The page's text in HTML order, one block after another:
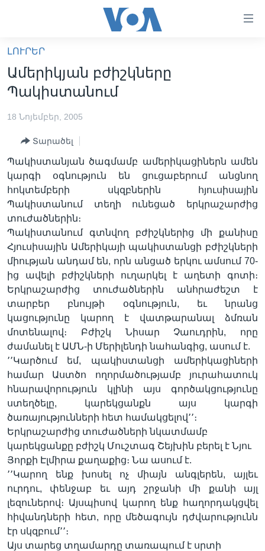
հիմնական
բովանդակությանը
անցնել
հիմնական
բովանդակությանը
բովանդակություն
ԼՈՒՐԵՐ
ՖԻԼՄԵՐ
ՖԻԼՄԵՐ
IN ENGLISH
ՄԵՐ ՄԱՍԻՆ
ՄԵՐ ՄԱՍԻՆ
«ԱՄԵՐԻԿԱՅԻ ՁԱՅՆ»-Ի ԿԱՆՈՆԱԴՐՈՒԹՅՈՒՆ
ԿԱՊ ՄԵԶ ՀԵՏ
ՈՒԿՐԱԻՆԱԿԱՆ ՊԱՏԵՐԱԶՄ
Learning English
ՀԵՏԵՒԵՔ ՄԵԶ
Լեզուներ
ԼՈՒՐԵՐ
Ամերիկյան բժիշկները
Պակիստանում
18 Նոյեմբեր, 2005
Տարածել
Պակիստանյան ծագմամբ ամերիկացիներն ամեն
կարգի օգնություն են ցուցաբերում անցնող
հոկտեմբերի սկզբներին հյուսիսային
Պակիստանում տեղի ունեցած երկրաշարժից
տուժածներին։
Պակիստանում գտնվող բժիշկներից մի քանիսը
Հյուսիսային Ամերիկայի պակիստանցի բժիշկների
միության անդամ են, որն անցած երկու ամսում 70-
ից ավելի բժիշկների ուղարկել է աղետի գոտի։
Երկրաշարժից տուժածներին անհրաժեշտ է
տարբեր բնույթի օգնություն, եւ նրանց
կացությունը կարող է վատթարանալ ձմռան
մոտենալով։ Բժիշկ Նիսար Չաուդրին, որը
ժամանել է ԱՄՆ-ի Մերիլենդի նահանգից, ասում է.
՚՚Կարծում եմ, պակիստանցի ամերիկացիների
համար Աստծո ողորմածությամբ յուրահատուկ
հնարավորություն կլինի այս գործակցությունը
ստեղծելը, կարեկցանքն այս կարգի
ծառայությունների հետ համակցելով՚՚։
Երկրաշարժից տուժածների նկատմամբ
կարեկցանքը բժիշկ Մուշտագ Շեյխին բերել է Նյու
Յորքի Էլմիրա քաղաքից։ Նա ասում է.
՚՚Կարող ենք խոսել ոչ միայն անգլերեն, այլեւ
ուրդու, փենջաբ եւ այդ շրջանի մի քանի այլ
լեզուներով։ Այսպիսով կարող ենք հաղորդակցվել
հիվանդների հետ, որը մեծագույն դժվարությունն
էր սկզբում՚՚։
Այս տարեց տղամարդը տառապում է սրտի